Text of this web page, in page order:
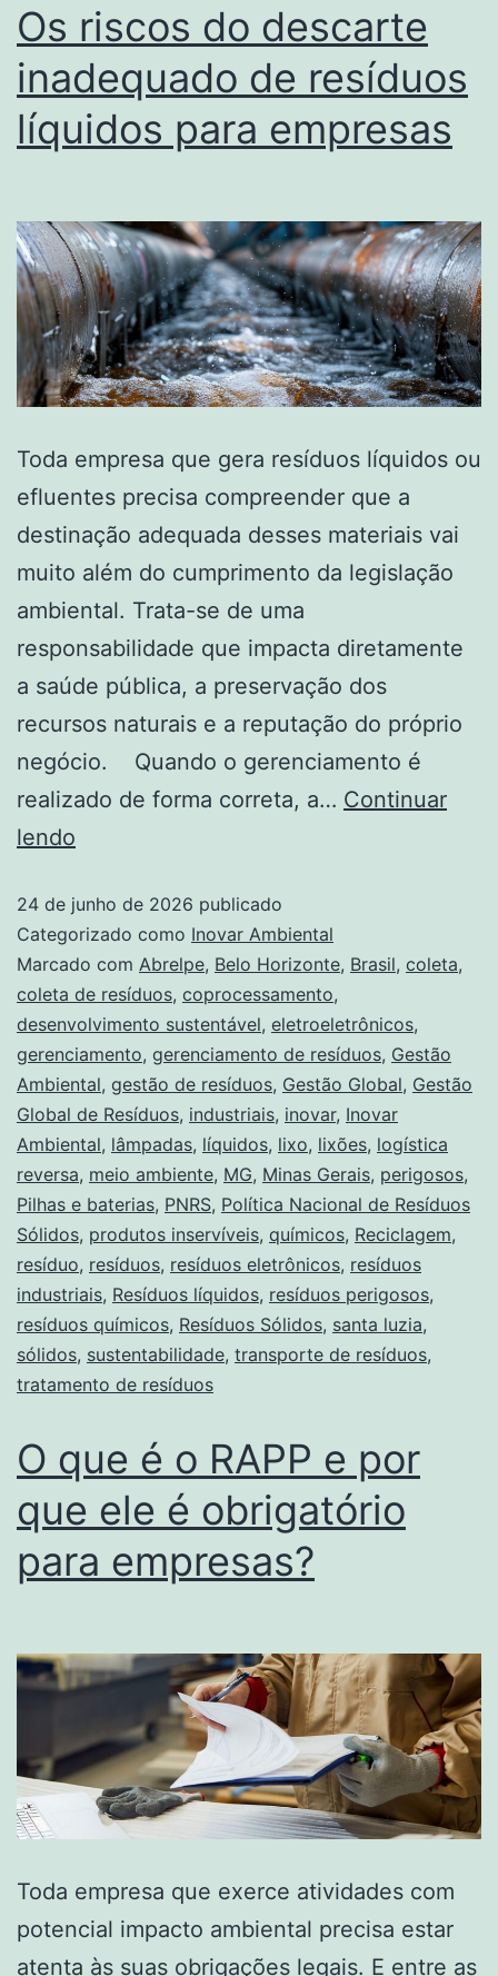
Os riscos do descarte
inadequado de resíduos
líquidos para empresas
Toda empresa que gera resíduos líquidos ou
efluentes precisa compreender que a
destinação adequada desses materiais vai
muito além do cumprimento da legislação
ambiental. Trata-se de uma
responsabilidade que impacta diretamente
a saúde pública, a preservação dos
recursos naturais e a reputação do próprio
negócio. Quando o gerenciamento é
realizado de forma correta, a… Continuar
lendo
24 de junho de 2026 publicado
Categorizado como Inovar Ambiental
Marcado com Abrelpe, Belo Horizonte, Brasil, coleta,
coleta de resíduos, coprocessamento,
desenvolvimento sustentável, eletroeletrônicos,
gerenciamento, gerenciamento de resíduos, Gestão
Ambiental, gestão de resíduos, Gestão Global, Gestão
Global de Resíduos, industriais, inovar, Inovar
Ambiental, lâmpadas, líquidos, lixo, lixões, logística
reversa, meio ambiente, MG, Minas Gerais, perigosos,
Pilhas e baterias, PNRS, Política Nacional de Resíduos
Sólidos, produtos inservíveis, químicos, Reciclagem,
resíduo, resíduos, resíduos eletrônicos, resíduos
industriais, Resíduos líquidos, resíduos perigosos,
resíduos químicos, Resíduos Sólidos, santa luzia,
sólidos, sustentabilidade, transporte de resíduos,
tratamento de resíduos
O que é o RAPP e por
que ele é obrigatório
para empresas?
Toda empresa que exerce atividades com
potencial impacto ambiental precisa estar
atenta às suas obrigações legais. E entre as